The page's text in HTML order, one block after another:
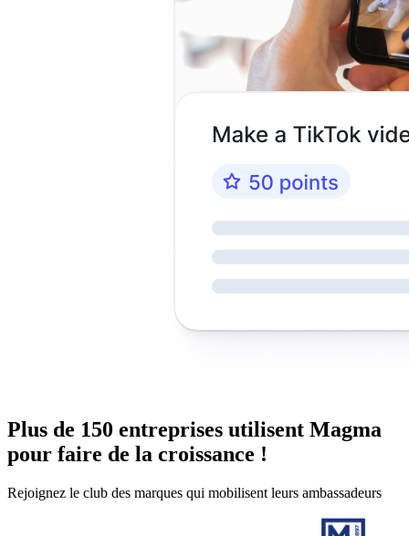
Plus de 150 entreprises utilisent Magma
pour faire de la croissance !
Rejoignez le club des marques qui mobilisent leurs ambassadeurs